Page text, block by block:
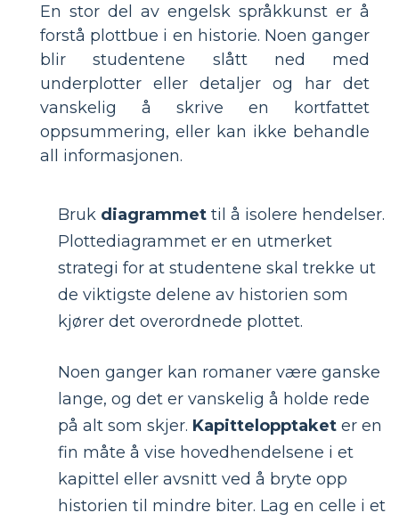
En stor del av engelsk språkkunst er å
forstå plottbue i en historie. Noen ganger
blir studentene slått ned med
underplotter eller detaljer og har det
vanskelig å skrive en kortfattet
oppsummering, eller kan ikke behandle
all informasjonen.
Bruk diagrammet til å isolere hendelser.
Plottediagrammet er en utmerket
strategi for at studentene skal trekke ut
de viktigste delene av historien som
kjører det overordnede plottet.
Noen ganger kan romaner være ganske
lange, og det er vanskelig å holde rede
på alt som skjer. Kapittelopptaket er en
fin måte å vise hovedhendelsene i et
kapittel eller avsnitt ved å bryte opp
historien til mindre biter. Lag en celle i et